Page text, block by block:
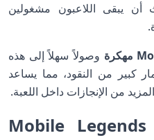
يبقى اللاعبون مشغولين
وصولاً سهلاً إلى هذه
كبير من النقود، مما يساعد
من الإنجازات داخل اللعبة.
خاتمة: لماذا تحميل Mobile Legends